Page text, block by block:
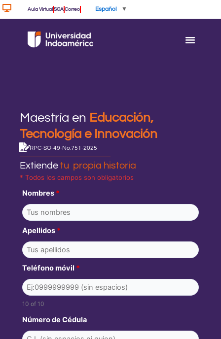
Ir
al
Aula Virtual SGA Correo Español ▼
Maestría en Educación,
Tecnología e Innovación
RPC-SO-49-No.751-2025
Extiende tu propia historia
* Todos los campos son obligatorios
Nombres *
Apellidos *
Teléfono móvil *
10 of 10
Número de Cédula